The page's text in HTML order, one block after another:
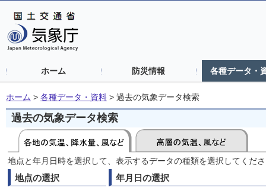
ホーム 防災情報 各種データ・
ホーム > 各種データ・資料 > 過去の気象データ検索
過去の気象データ検索
地点と年月日時を選択して、表示するデータの種類を選択してくだ
地点の選択 年月日の選択